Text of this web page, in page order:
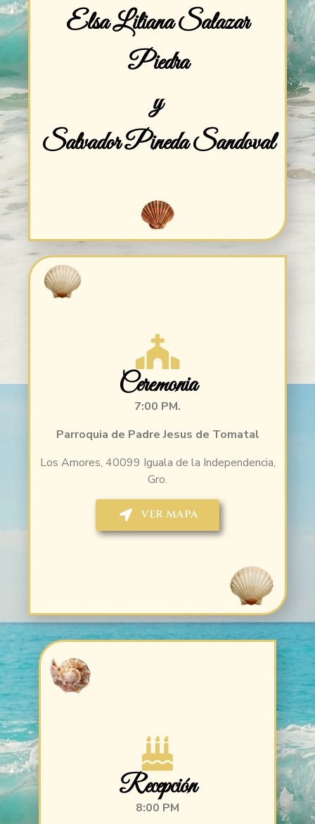
Elsa Liliana Salazar
Piedra
y
Salvador Pineda Sandoval
Ceremonia
7:00 PM.
Parroquia de Padre Jesus de Tomatal
Los Amores, 40099 Iguala de la Independencia,
Gro.
VER MAPA
Recepción
8:00 PM